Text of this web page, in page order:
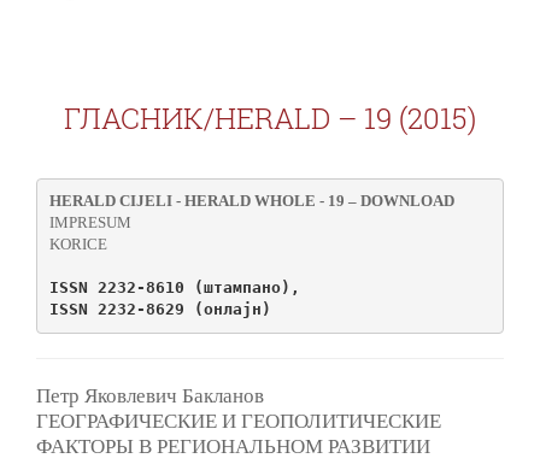
ГЛАСНИК/HERALD – 19 (2015)
HERALD CIJELI - HERALD WHOLE - 19 – DOWNLOAD
IMPRESUM
KORICE
ISSN 2232-8610 (штампано),
ISSN 2232-8629 (онлајн)
Петр Яковлевич Бакланов
ГЕОГРАФИЧЕСКИЕ И ГЕОПОЛИТИЧЕСКИЕ
ФАКТОРЫ В РЕГИОНАЛЬНОМ РАЗВИТИИ